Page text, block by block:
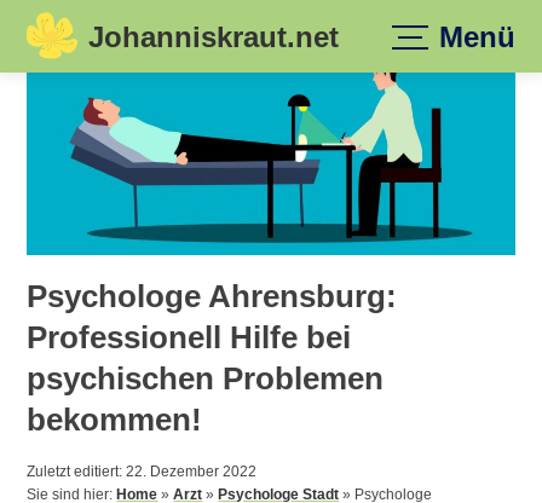
Skip
Johanniskraut.net Menü
Psychologe Ahrensburg:
Professionell Hilfe bei
psychischen Problemen
bekommen!
Zuletzt editiert: 22. Dezember 2022
Sie sind hier:Home »Arzt »Psychologe Stadt » Psychologe